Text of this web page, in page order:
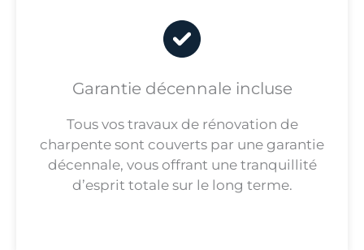
Garantie décennale incluse
Tous vos travaux de rénovation de
charpente sont couverts par une garantie
décennale, vous offrant une tranquillité
d’esprit totale sur le long terme.